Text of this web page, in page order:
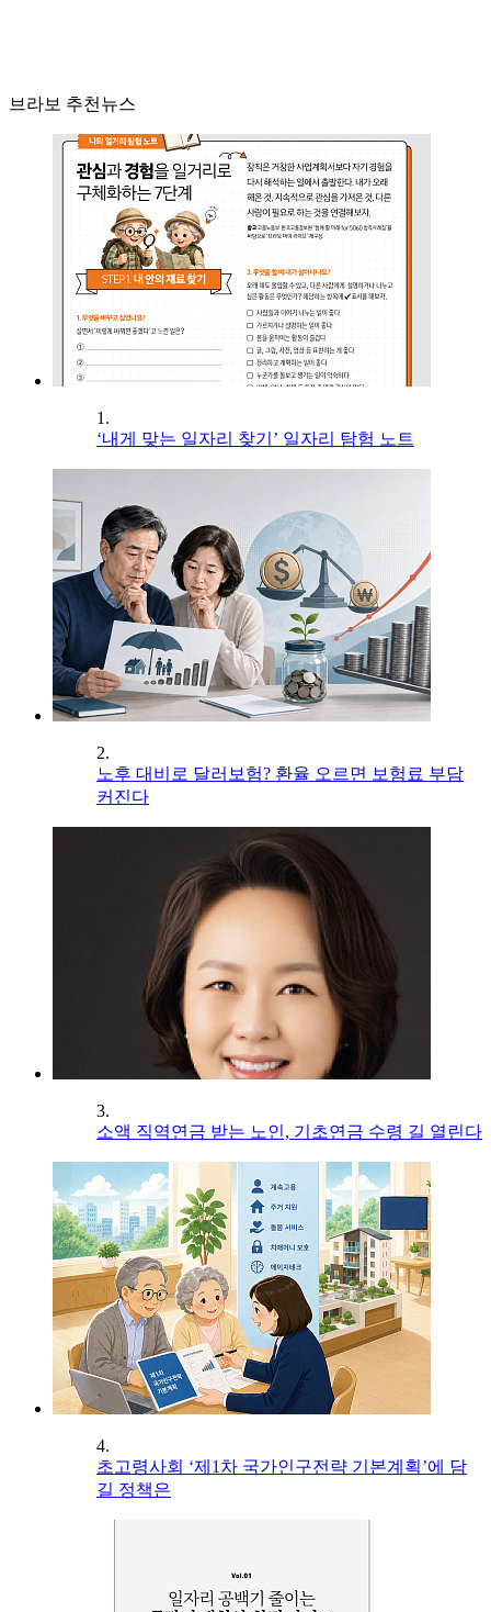
브라보 추천뉴스
1.
‘내게 맞는 일자리 찾기’ 일자리 탐험 노트
2.
노후 대비로 달러보험? 환율 오르면 보험료 부담
커진다
3.
소액 직역연금 받는 노인, 기초연금 수령 길 열린다
4.
초고령사회 ‘제1차 국가인구전략 기본계획’에 담
길 정책은